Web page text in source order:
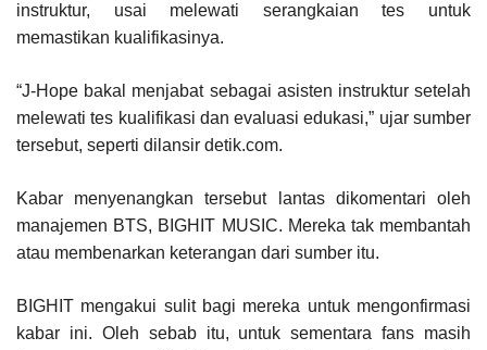
instruktur, usai melewati serangkaian tes untuk
memastikan kualifikasinya.
“J-Hope bakal menjabat sebagai asisten instruktur setelah
melewati tes kualifikasi dan evaluasi edukasi,” ujar sumber
tersebut, seperti dilansir detik.com.
Kabar menyenangkan tersebut lantas dikomentari oleh
manajemen BTS, BIGHIT MUSIC. Mereka tak membantah
atau membenarkan keterangan dari sumber itu.
BIGHIT mengakui sulit bagi mereka untuk mengonfirmasi
kabar ini. Oleh sebab itu, untuk sementara fans masih